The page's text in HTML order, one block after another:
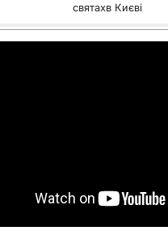
святахв Києві